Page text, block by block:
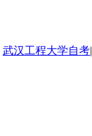
武汉工程大学自考|